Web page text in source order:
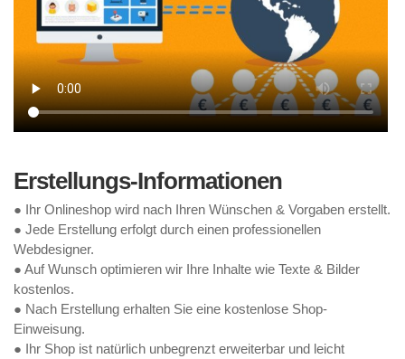
Erstellungs-Informationen
● Ihr Onlineshop wird nach Ihren Wünschen & Vorgaben erstellt.
● Jede Erstellung erfolgt durch einen professionellen
Webdesigner.
● Auf Wunsch optimieren wir Ihre Inhalte wie Texte & Bilder
kostenlos.
● Nach Erstellung erhalten Sie eine kostenlose Shop-
Einweisung.
● Ihr Shop ist natürlich unbegrenzt erweiterbar und leicht